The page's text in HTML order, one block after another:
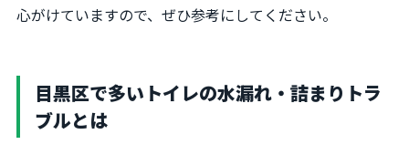
心がけていますので、ぜひ参考にしてください。
目黒区で多いトイレの水漏れ・詰まりトラ
ブルとは